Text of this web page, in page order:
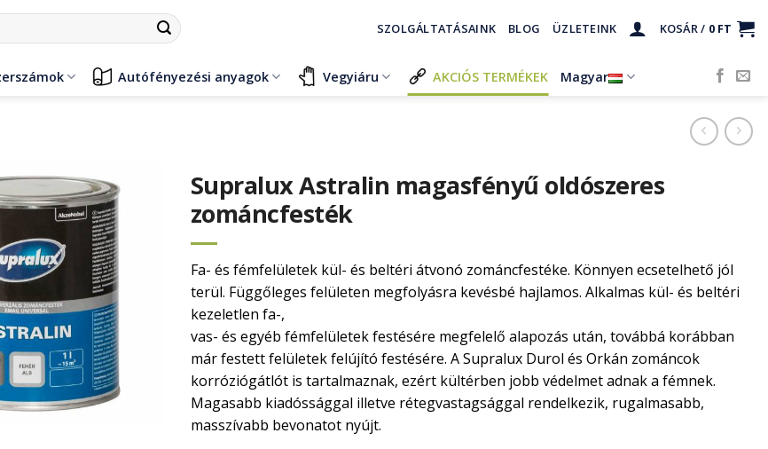
SZOLGÁLTATÁSAINK BLOG ÜZLETEINK KOSÁR / 0 FT
Autófényezési anyagok Vegyiáru AKCIÓS TERMÉKEK Magyar
Supralux Astralin magasfényű oldószeres
zománcfesték
Fa- és fémfelületek kül- és beltéri átvonó zománcfestéke. Könnyen ecsetelhető jól
terül. Függőleges felületen megfolyásra kevésbé hajlamos. Alkalmas kül- és beltéri
kezeletlen fa-,
vas- és egyéb fémfelületek festésére megfelelő alapozás után, továbbá korábban
már festett felületek felújító festésére. A Supralux Durol és Orkán zománcok
korróziógátlót is tartalmaznak, ezért kültérben jobb védelmet adnak a fémnek.
Magasabb kiadóssággal illetve rétegvastagsággal rendelkezik, rugalmasabb,
masszívabb bevonatot nyújt.